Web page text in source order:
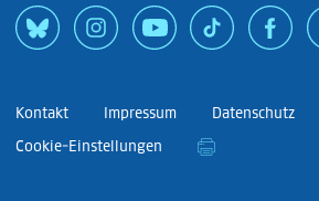
Kontakt Impressum
Datenschutz
Cookie-Einstellungen